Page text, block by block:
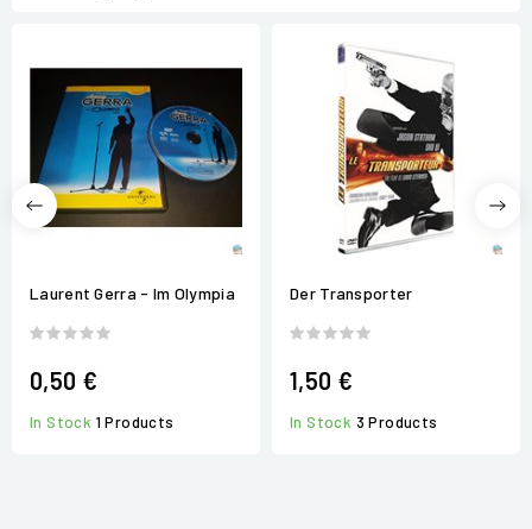
Laurent Gerra - Im Olympia
0,50 €
In Stock 1 Products
Der Transporter
1,50 €
In Stock 3 Products